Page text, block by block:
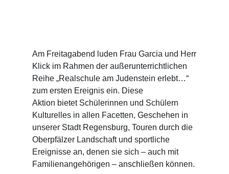
Am Freitagabend luden Frau Garcia und Herr
Klick im Rahmen der außerunterrichtlichen
Reihe „Realschule am Judenstein erlebt…“
zum ersten Ereignis ein. Diese
Aktion bietet Schülerinnen und Schülern
Kulturelles in allen Facetten, Geschehen in
unserer Stadt Regensburg, Touren durch die
Oberpfälzer Landschaft und sportliche
Ereignisse an, denen sie sich – auch mit
Familienangehörigen – anschließen können.